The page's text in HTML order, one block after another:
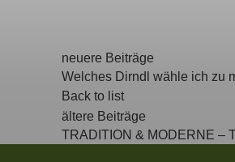
neuere Beiträge
Welches Dirndl wähle ich zu
Back to list
ältere Beiträge
TRADITION & MODERNE –